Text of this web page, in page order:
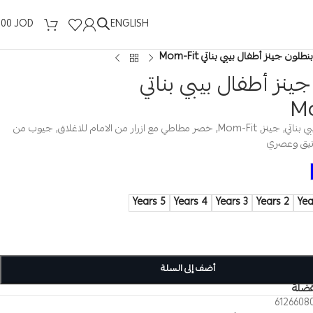
ENGLISH
JOD
بنطلون جينز أطفال بيبي بناتي Mom-Fit
أطفال بيبي بناتي
بنطلون اطفال بيبي بناتي, جينز, Mom-Fit, خصر مطاطي مع ازرار من الامام للاغلاق, جيوب من
وعصري
2 Years
3 Years
4 Years
5 Years
أضف إلى السلة